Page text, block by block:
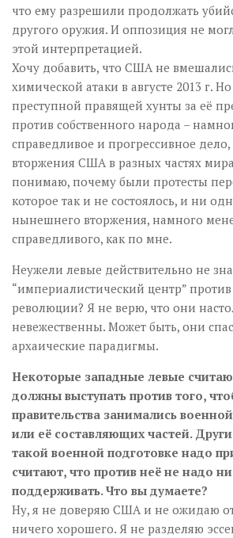
что ему разрешили продолжать
другого оружия. И оппозиция не
этой интерпретацией.
Хочу добавить, что США не
химической атаки в августе 2013 г.
преступной правящей хунты за её
против собственного народа –
справедливое и прогрессивное
вторжения США в разных частях
понимаю, почему были протесты
которое так и не состоялось, и ни
нынешнего вторжения, намного
справедливого, как по мне.
Неужели левые действительно не
“империалистический центр”
революции? Я не верю, что они
невежественны. Может быть, они
архаические парадигмы.
Некоторые западные левые
должны выступать против того,
правительства занимались
или её составляющих частей.
такой военной подготовке надо
считают, что против неё не надо
поддерживать. Что вы думаете?
Ну, я не доверяю США и не ожидаю
ничего хорошего. Я не разделяю